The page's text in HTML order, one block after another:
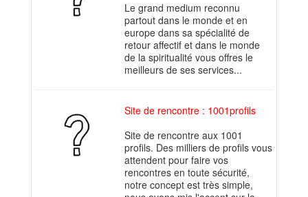
Le grand medium reconnu
partout dans le monde et en
europe dans sa spécialité de
retour affectif et dans le monde
de la spiritualité vous offres le
meilleurs de ses services...
Site de rencontre : 1001profils
Site de rencontre aux 1001
profils. Des milliers de profils vous
attendent pour faire vos
rencontres en toute sécurité,
notre concept est très simple,